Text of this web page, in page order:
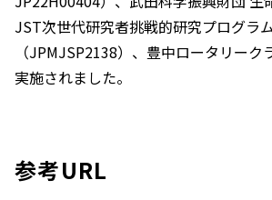
JST次世代研究者挑戦的研究プログラ
（JPMJSP2138）、豊中ロータリーク
実施されました。
参考URL